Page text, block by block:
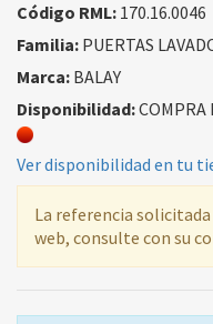
Código RML: 170.16.0046
Familia: PUERTAS
Marca: BALAY
Disponibilidad:COMPRA
Ver disponibilidad en tu
La referencia
web, consulte con su